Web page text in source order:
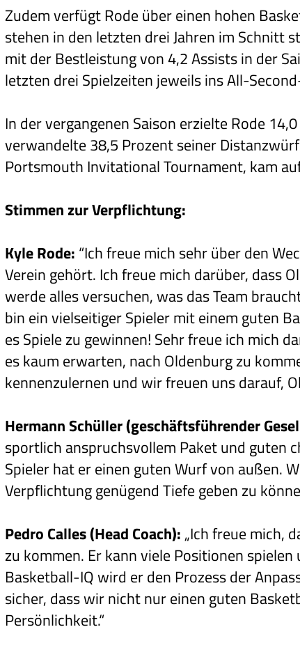
Zudem verfügt Rode über einen hohen
stehen in den letzten drei Jahren im Schnitt
mit der Bestleistung von 4,2 Assists in der
letzten drei Spielzeiten jeweils ins All-
In der vergangenen Saison erzielte Rode
verwandelte 38,5 Prozent seiner
Portsmouth Invitational Tournament, kam
Stimmen zur Verpflichtung:
Kyle Rode: “Ich freue mich sehr über den
Verein gehört. Ich freue mich darüber, dass
werde alles versuchen, was das Team
bin ein vielseitiger Spieler mit einem guten
es Spiele zu gewinnen! Sehr freue ich mich
es kaum erwarten, nach Oldenburg zu
kennenzulernen und wir freuen uns darauf,
Hermann Schüller (geschäftsführender
sportlich anspruchsvollem Paket und guten
Spieler hat er einen guten Wurf von außen.
Verpflichtung genügend Tiefe geben zu
Pedro Calles (Head Coach): „Ich freue mich,
zu kommen. Er kann viele Positionen
Basketball-IQ wird er den Prozess der
sicher, dass wir nicht nur einen guten
Persönlichkeit.“